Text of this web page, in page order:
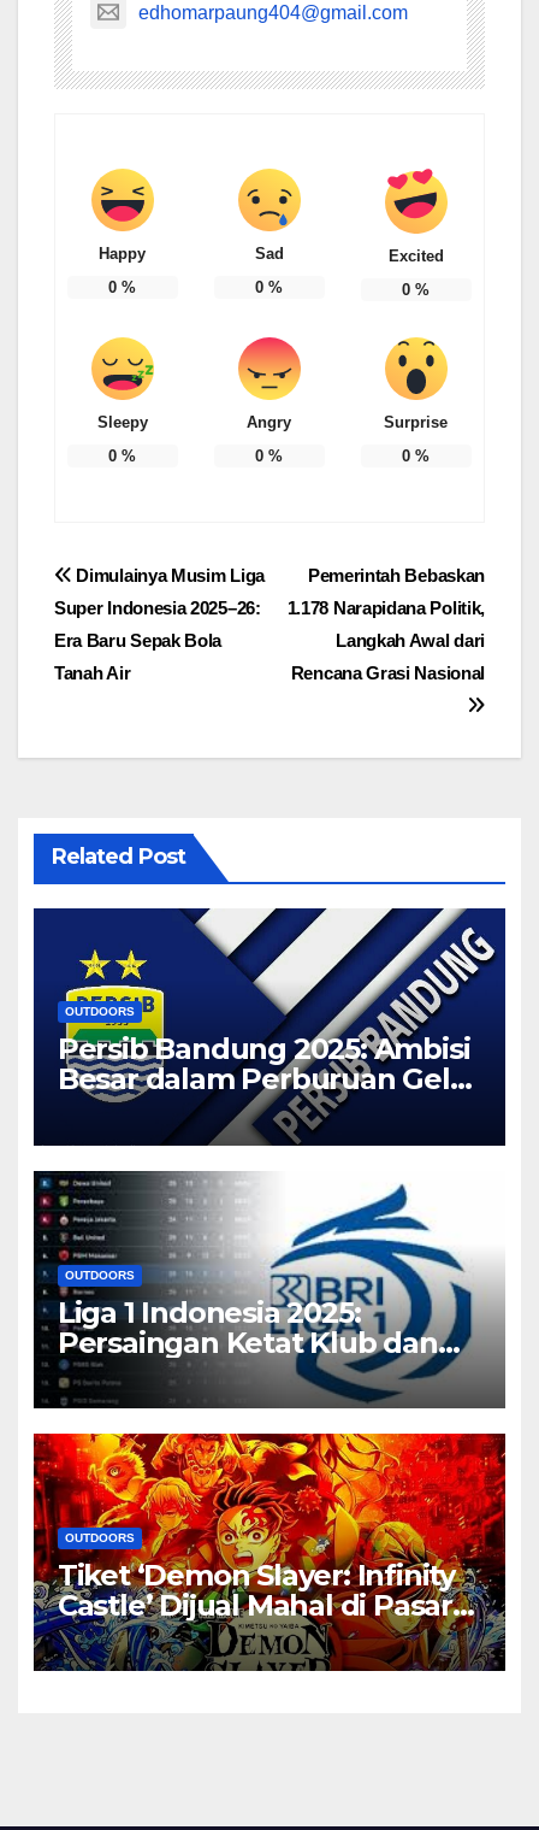
edhomarpaung404@gmail.com
Happy
0 %
Sad
0 %
Excited
0 %
Sleepy
0 %
Angry
0 %
Surprise
0 %
Post
navigation
Pemerintah Bebaskan
1.178 Narapidana Politik,
Langkah Awal dari
Rencana Grasi Nasional
Dimulainya Musim Liga
Super Indonesia 2025–26:
Era Baru Sepak Bola
Tanah Air
Related Post
OUTDOORS
Persib Bandung 2025: Ambisi
Besar dalam Perburuan Gelar
Liga 1
OUTDOORS
Liga 1 Indonesia 2025:
Persaingan Ketat Klub dan
Bintang Baru
OUTDOORS
Tiket ‘Demon Slayer: Infinity
Castle’ Dijual Mahal di Pasar
Gelap